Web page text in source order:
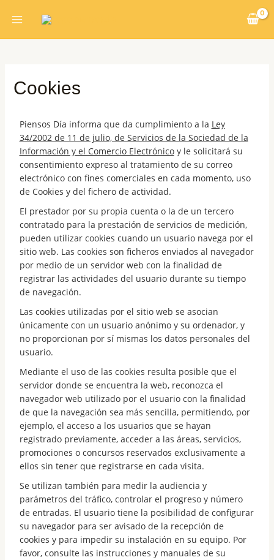
Cookies
Piensos Día informa que da cumplimiento a la Ley
34/2002 de 11 de julio, de Servicios de la Sociedad de la
Información y el Comercio Electrónicoy le solicitará su
consentimiento expreso al tratamiento de su correo
electrónico con fines comerciales en cada momento, uso
de Cookies y del fichero de actividad.
El prestador por su propia cuenta o la de un tercero
contratado para la prestación de servicios de medición,
pueden utilizar cookies cuando un usuario navega por el
sitio web. Las cookies son ficheros enviados al navegador
por medio de un servidor web con la finalidad de
registrar las actividades del usuario durante su tiempo
de navegación.
Las cookies utilizadas por el sitio web se asocian
únicamente con un usuario anónimo y su ordenador, y
no proporcionan por sí mismas los datos personales del
usuario.
Mediante el uso de las cookies resulta posible que el
servidor donde se encuentra la web, reconozca el
navegador web utilizado por el usuario con la finalidad
de que la navegación sea más sencilla, permitiendo, por
ejemplo, el acceso a los usuarios que se hayan
registrado previamente, acceder a las áreas, servicios,
promociones o concursos reservados exclusivamente a
ellos sin tener que registrarse en cada visita.
Se utilizan también para medir la audiencia y
parámetros del tráfico, controlar el progreso y número
de entradas. El usuario tiene la posibilidad de configurar
su navegador para ser avisado de la recepción de
cookies y para impedir su instalación en su equipo. Por
favor, consulte las instrucciones y manuales de su